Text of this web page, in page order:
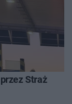
Straż